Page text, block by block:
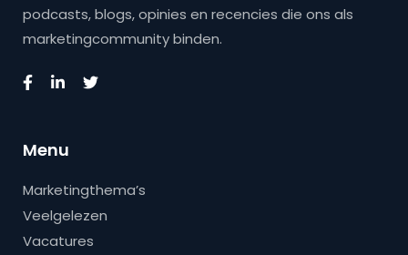
podcasts, blogs, opinies en recencies die ons als
marketingcommunity binden.
Menu
Marketingthema’s
Veelgelezen
Vacatures